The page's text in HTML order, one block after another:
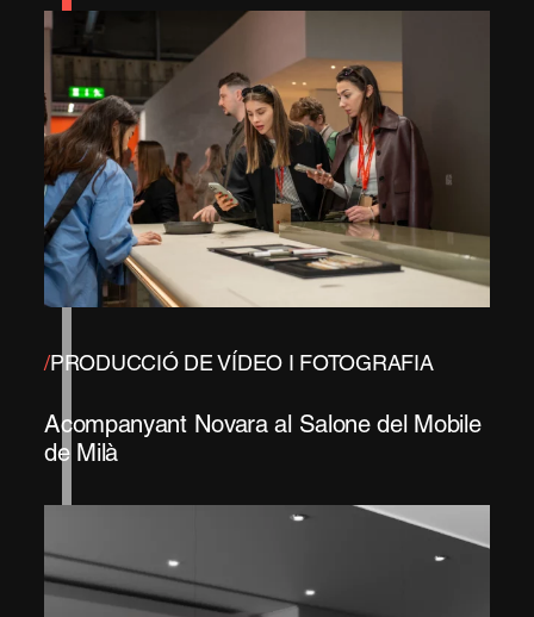
/PRODUCCIÓ DE VÍDEO I FOTOGRAFIA
Acompanyant Novara al Salone del Mobile
de Milà